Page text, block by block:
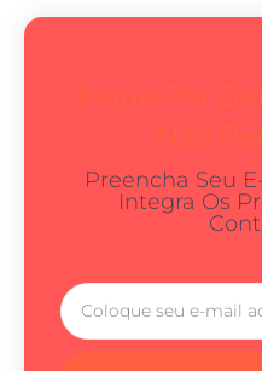
Preencha Seu
Integra Os